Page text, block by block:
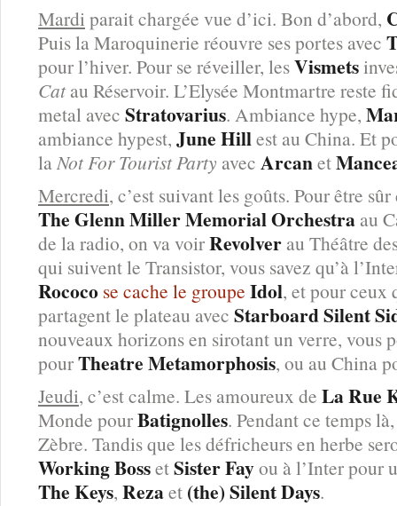
Mardi parait chargée vue d’ici. Bon d’abord,
Puis la Maroquinerie réouvre ses portes avec
pour l’hiver. Pour se réveiller, lesVismets
Catau Réservoir. L’Elysée Montmartre reste
metal avec Stratovarius. Ambiance hype,
ambiance hypest, June Hillest au China. Et
laNot For Tourist Party avec Arcanet
Mercredi, c’est suivant les goûts. Pour être
The Glenn Miller Memorial Orchestra au
de la radio, on va voirRevolver au Théâtre
qui suivent le Transistor, vous savez qu’à
Rococo se cache le groupe Idol, et pour
partagent le plateau avec Starboard Silent
nouveaux horizons en sirotant un verre, vous
pourTheatre Metamorphosis, ou au China
Jeudi, c’est calme. Les amoureux de La Rue
Monde pourBatignolles. Pendant ce temps
Zèbre. Tandis que les défricheurs en herbe
Working BossetSister Fayou à l’Inter pour
The Keys, Rezaet (the) Silent Days.